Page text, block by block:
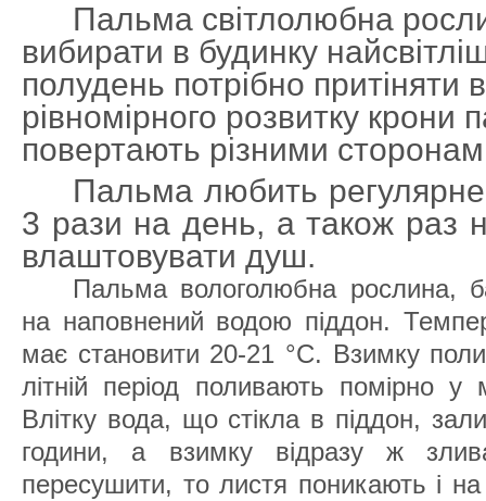
Пальма світлолюбна
вибирати в будинку
полудень потрібно притіняти
рівномірного розвитку крони
повертають різними
Пальма любить
3 рази на день, а також раз
влаштовувати душ.
Пальма вологолюбна рослина,
на наповнений водою піддон.
має становити 20-21 °С. Взимку
літній період поливають помірно у
Влітку вода, що стікла в піддон,
години, а взимку відразу ж
пересушити, то листя поникають і